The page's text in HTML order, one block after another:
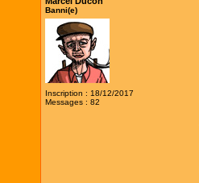
Banni(e)
Inscription : 18/12/2017
Messages : 82